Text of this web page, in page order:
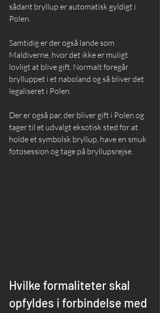
sådant bryllup er automatisk gyldigt i
Polen.
Samtidig er der også lande som
Maldiverne, hvor det ikke er muligt
lovligt at blive gift. Normalt foregår
brylluppet i et naboland og så bliver det
legaliseret i Polen.
Der er også par, der bliver gift i Polen og
tager til et udvalgt eksotisk sted for at
holde et symbolsk bryllup, have en smuk
fotosession og tage på bryllupsrejse.
Hvilke formaliteter skal
opfyldes i forbindelse med